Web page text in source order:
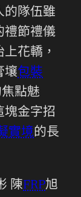
的隊伍雖
禮節禮儀
花轎，
壤包裝
焦點魅
塊金字招
實境的長
陳FRP旭